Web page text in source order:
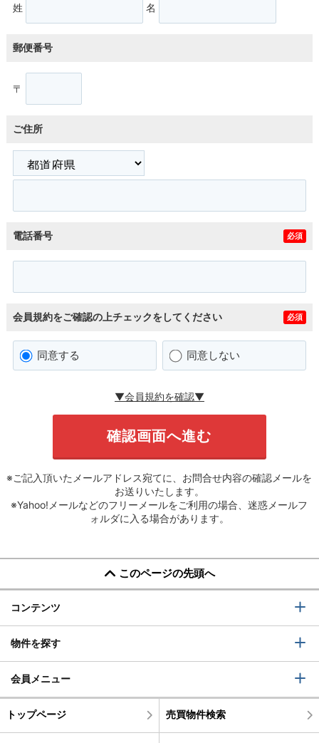
姓 名
郵便番号
〒
ご住所
電話番号 必須
会員規約をご確認の上チェックをしてください 必須
同意する 同意しない
▼会員規約を確認▼
※ご記入頂いたメールアドレス宛てに、お問合せ内容の確認メールを
お送りいたします。
※Yahoo!メールなどのフリーメールをご利用の場合、迷惑メールフ
ォルダに入る場合があります。
このページの先頭へ
コンテンツ
物件を探す
会員メニュー
トップページ 売買物件検索